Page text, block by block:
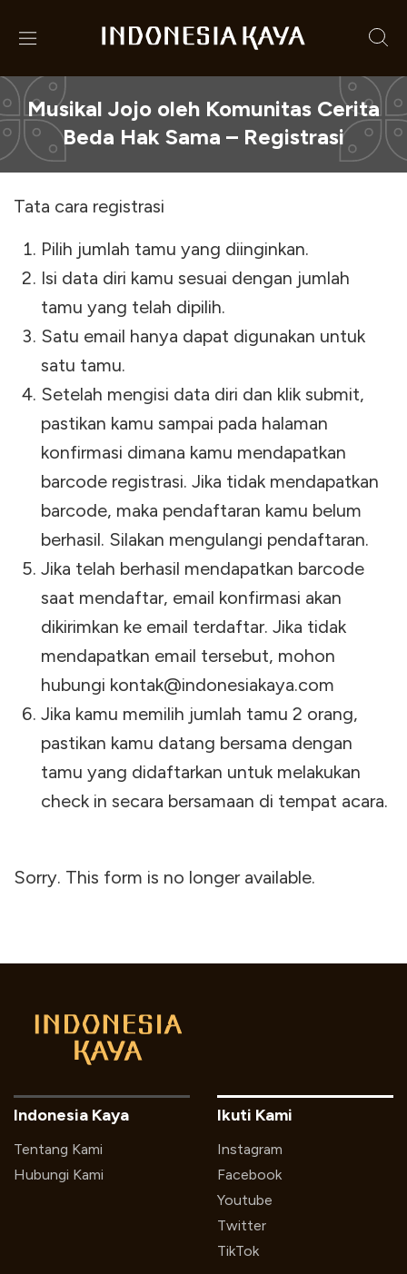
Musikal Jojo oleh Komunitas Cerita
Beda Hak Sama – Registrasi
Tata cara registrasi
Pilih jumlah tamu yang diinginkan.
Isi data diri kamu sesuai dengan jumlah
tamu yang telah dipilih.
Satu email hanya dapat digunakan untuk
satu tamu.
Setelah mengisi data diri dan klik submit,
pastikan kamu sampai pada halaman
konfirmasi dimana kamu mendapatkan
barcode registrasi. Jika tidak mendapatkan
barcode, maka pendaftaran kamu belum
berhasil. Silakan mengulangi pendaftaran.
Jika telah berhasil mendapatkan barcode
saat mendaftar, email konfirmasi akan
dikirimkan ke email terdaftar. Jika tidak
mendapatkan email tersebut, mohon
hubungi kontak@indonesiakaya.com
Jika kamu memilih jumlah tamu 2 orang,
pastikan kamu datang bersama dengan
tamu yang didaftarkan untuk melakukan
check in secara bersamaan di tempat acara.
Sorry. This form is no longer available.
Indonesia Kaya
Tentang Kami
Hubungi Kami
Ikuti Kami
Instagram
Facebook
Youtube
Twitter
TikTok